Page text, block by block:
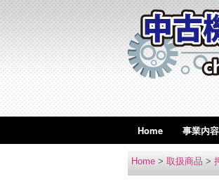
Home 事業内容
Home > 取扱商品 >